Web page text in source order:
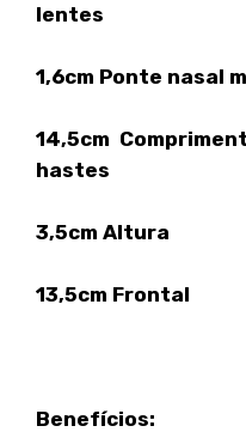
lentes
1,6cm Ponte nasal
14,5cm
hastes
3,5cm Altura
13,5cm Frontal
Benefícios: